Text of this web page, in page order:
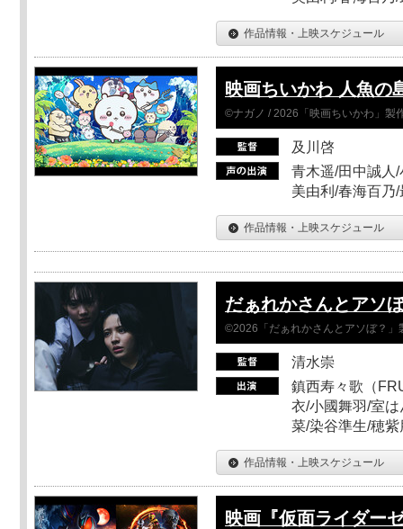
作品情報・上映スケジュール
映画ちいかわ 人魚の
©ナガノ / 2026「映画ちいかわ」製
及川啓
青木遥/田中誠人
美由利/春海百乃
作品情報・上映スケジュール
だぁれかさんとアソ
©2026「だぁれかさんとアソぼ？」
清水崇
鎮西寿々歌（
衣/小國舞羽/室
菜/染谷準生/穂
作品情報・上映スケジュール
映画『仮面ライダー